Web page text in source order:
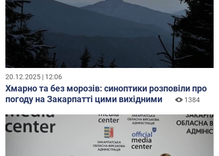
20.12.2025 | 12:06
Хмарно та без морозів: синоптики розповіли про
погоду на Закарпатті цими вихідними
1384